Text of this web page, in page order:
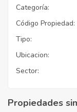
Categoría:
Código Propiedad:
Tipo:
Ubicacion:
Sector:
Propiedades